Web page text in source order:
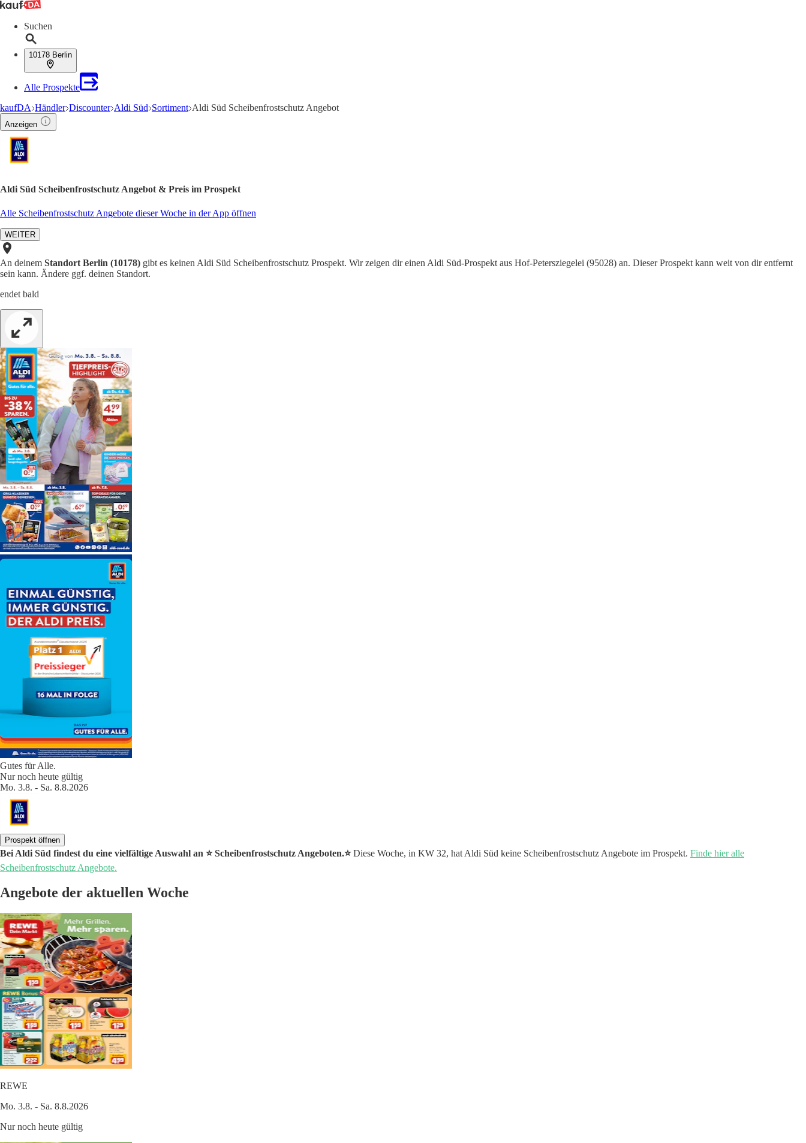
Suchen
10178 Berlin
Alle Prospekte
kaufDA Händler Discounter Aldi Süd Sortiment Aldi Süd Scheibenfrostschutz Angebot
Anzeigen
Aldi Süd Scheibenfrostschutz Angebot & Preis im Prospekt
Alle Scheibenfrostschutz Angebote dieser Woche in der App öffnen
WEITER
An deinem Standort Berlin (10178) gibt es keinen Aldi Süd Scheibenfrostschutz Prospekt. Wir zeigen dir einen Aldi Süd-Prospekt aus Hof-Petersziegelei (95028) an. Dieser Prospekt kann weit von dir entfernt
sein kann. Ändere ggf. deinen Standort.
endet bald
Gutes für Alle.
Nur noch heute gültig
Mo. 3.8. - Sa. 8.8.2026
Prospekt öffnen
Bei Aldi Süd findest du eine vielfältige Auswahl an ⭐️ Scheibenfrostschutz Angeboten.⭐️Diese Woche, in KW 32, hat Aldi Süd keine Scheibenfrostschutz Angebote im Prospekt. Finde hier alle
Scheibenfrostschutz Angebote.
Angebote der aktuellen Woche
REWE
Mo. 3.8. - Sa. 8.8.2026
Nur noch heute gültig